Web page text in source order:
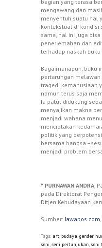
bagian yang terasa
mengawang dan
menyentuh suatu hal
kontekstual di kondisi
sama, hal ini juga
penerjemahan dan
terhadap naskah buku
Bagaimanapun, buku
pertarungan
tragedi kemanusiaan
namun terus saja
Ia patut didukung
menyajikan makna
menjadi wahana
menciptakan
politik yang
bersama bangsa
menjadi problem
* PURNAWAN ANDRA ,
pada Direktorat
Ditjen Kebudayaan
Sumber: Jawapos.com
Tags: art, budaya,gender,
seni,seni pertunjukan,seni